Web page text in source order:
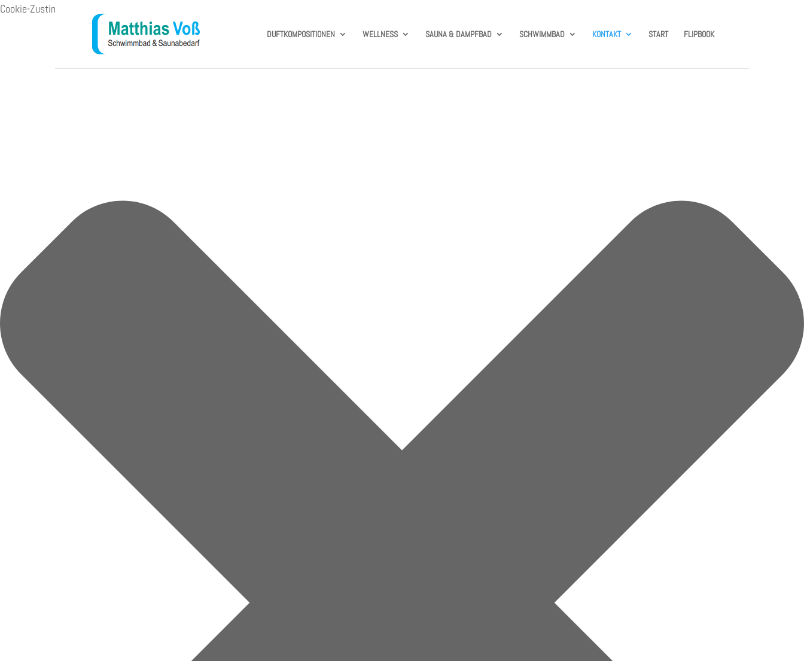
Cookie-Zustimmung verwalten
DUFTKOMPOSITIONEN WELLNESS SAUNA & DAMPFBAD SCHWIMMBAD KONTAKT START FLIPBOOK